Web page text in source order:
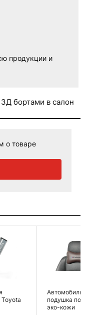
продукции и
бортами в салон
о товаре
подушка под
эко-кожи